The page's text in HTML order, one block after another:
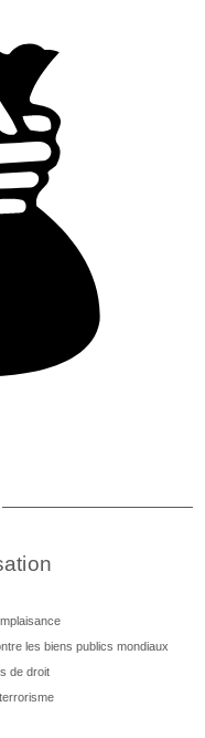
les biens publics mondiaux
de droit